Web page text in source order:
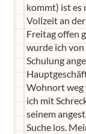
kommt) ist es
Vollzeit an
Freitag offen
wurde ich
Schulung
Wohnort weg
ich mit
seinem
Suche los.